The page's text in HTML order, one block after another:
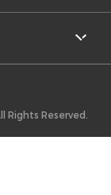
Rights Reserved.